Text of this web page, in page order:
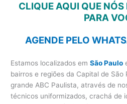
CLIQUE AQUI QUE
PARA
AGENDE PELO
Estamos localizados emSão Paulo
bairros e regiões da Capital de São
grande ABC Paulista, através de
técnicos uniformizados, crachá de